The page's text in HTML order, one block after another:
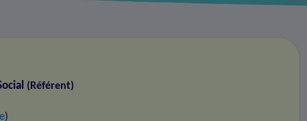
(Référent)
)